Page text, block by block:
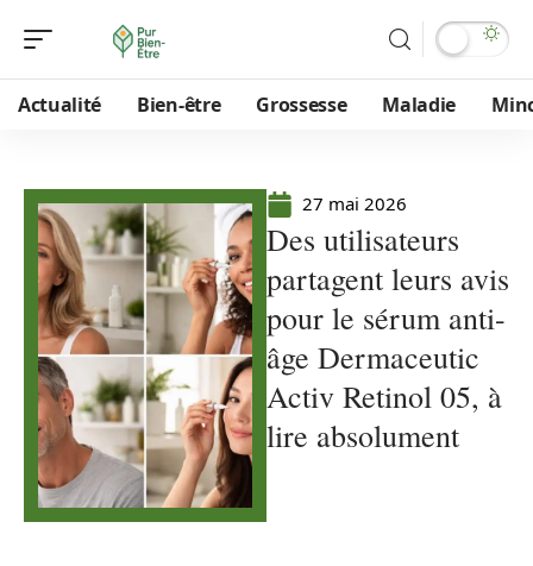
Actualité Bien-être Grossesse Maladie
27 mai 2026
Des utilisateurs
partagent leurs avis
pour le sérum anti-
âge Dermaceutic
Activ Retinol 05, à
lire absolument